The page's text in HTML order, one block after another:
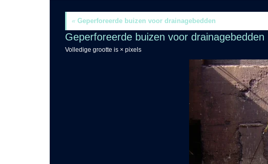
« Geperforeerde buizen voor drainagebedden
Geperforeerde buizen voor drainagebedden
Volledige grootte is × pixels